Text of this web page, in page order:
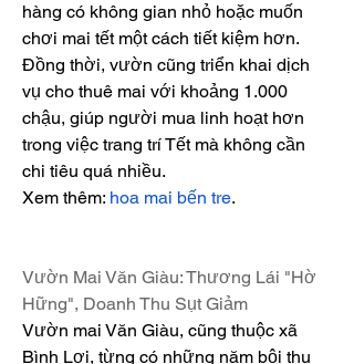
hàng có không gian nhỏ hoặc muốn
chơi mai tết một cách tiết kiệm hơn.
Đồng thời, vườn cũng triển khai dịch
vụ cho thuê mai với khoảng 1.000
chậu, giúp người mua linh hoạt hơn
trong việc trang trí Tết mà không cần
chi tiêu quá nhiều.
Xem thêm: hoa mai bến tre.
Vườn Mai Văn Giàu: Thương Lái "Hờ
Hững", Doanh Thu Sụt Giảm
Vườn mai Văn Giàu, cũng thuộc xã
Bình Lợi, từng có những năm bội thu